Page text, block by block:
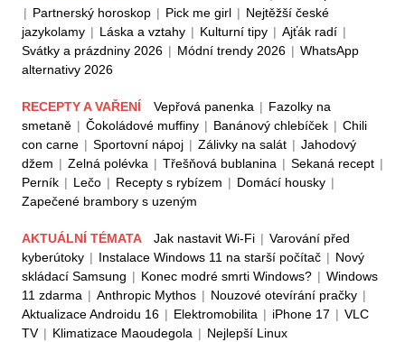
| Partnerský horoskop | Pick me girl | Nejtěžší české
jazykolamy | Láska a vztahy | Kulturní tipy | Ajťák radí |
Svátky a prázdniny 2026 | Módní trendy 2026 | WhatsApp
alternativy 2026
RECEPTY A VAŘENÍ Vepřová panenka | Fazolky na
smetaně | Čokoládové muffiny | Banánový chlebíček | Chili
con carne | Sportovní nápoj | Zálivky na salát | Jahodový
džem | Zelná polévka | Třešňová bublanina | Sekaná recept |
Perník | Lečo | Recepty s rybízem | Domácí housky |
Zapečené brambory s uzeným
AKTUÁLNÍ TÉMATA Jak nastavit Wi-Fi | Varování před
kyberútoky | Instalace Windows 11 na starší počítač | Nový
skládací Samsung | Konec modré smrti Windows? | Windows
11 zdarma | Anthropic Mythos | Nouzové otevírání pračky |
Aktualizace Androidu 16 | Elektromobilita | iPhone 17 | VLC
TV | Klimatizace Maoudegola | Nejlepší Linux